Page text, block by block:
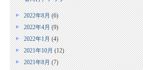
2022年8月(6)
2022年4月(9)
2022年1月(4)
2021年10月(12)
2021年8月(7)